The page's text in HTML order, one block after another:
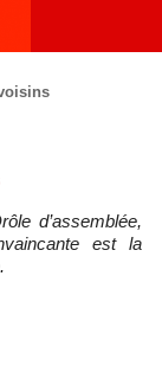
d’assemblée,
est la